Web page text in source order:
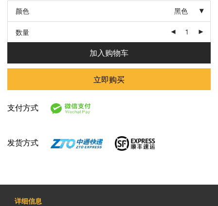
颜色 黑色
数量
加入购物车
立即购买
支付方式
发货方式
详细信息